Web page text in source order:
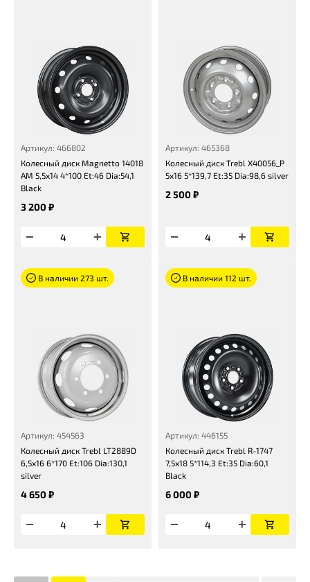
Артикул: 466802
Колесный диск Magnetto 14018
AM 5,5x14 4*100 Et:46 Dia:54,1
Black
3 200 ₽
Артикул: 465368
Колесный диск Trebl X40056_P
5x16 5*139,7 Et:35 Dia:98,6 silver
2 500 ₽
В наличии 273 шт.
Артикул: 454563
Колесный диск Trebl LT2889D
6,5x16 6*170 Et:106 Dia:130,1
silver
4 650 ₽
В наличии 112 шт.
Артикул: 446155
Колесный диск Trebl R-1747
7,5x18 5*114,3 Et:35 Dia:60,1
Black
6 000 ₽